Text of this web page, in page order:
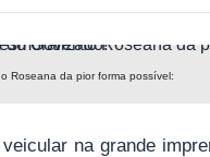
Roseana da pior forma possível:
na grande